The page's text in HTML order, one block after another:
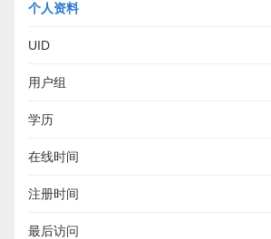
个人资料
UID
用户组
学历
在线时间
注册时间
最后访问